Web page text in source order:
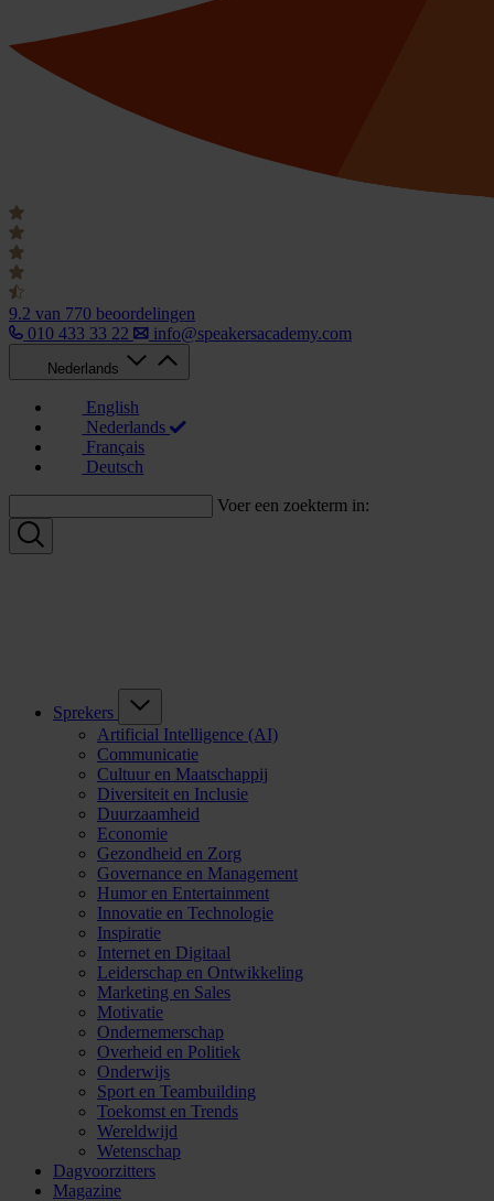
9.2 van 770 beoordelingen
010 433 33 22
info@speakersacademy.com
Nederlands
English
Nederlands
Français
Deutsch
Voer een zoekterm in:
Sprekers
Artificial Intelligence (AI)
Communicatie
Cultuur en Maatschappij
Diversiteit en Inclusie
Duurzaamheid
Economie
Gezondheid en Zorg
Governance en Management
Humor en Entertainment
Innovatie en Technologie
Inspiratie
Internet en Digitaal
Leiderschap en Ontwikkeling
Marketing en Sales
Motivatie
Ondernemerschap
Overheid en Politiek
Onderwijs
Sport en Teambuilding
Toekomst en Trends
Wereldwijd
Wetenschap
Dagvoorzitters
Magazine